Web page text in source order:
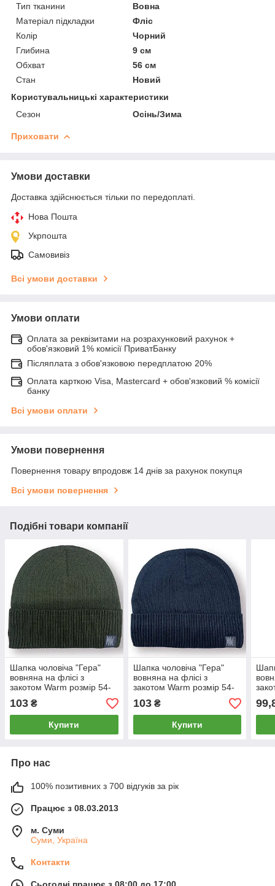
Тип тканини
Вовна
Матеріал підкладки
Фліс
Колір
Чорний
Глибина
9 см
Обхват
56 см
Стан
Новий
Користувальницькі характеристики
Сезон
Осінь/Зима
Приховати
Умови доставки
Доставка здійснюється тільки по передоплаті.
Нова Пошта
Укрпошта
Самовивіз
Всі умови доставки
Умови оплати
Оплата за реквізитами на розрахунковий рахунок +
обов'язковий 1% комісії ПриватБанку
Післяплата з обов'язковою передплатою 20%
Оплата карткою Visa, Mastercard + обов'язковий % комісії
банку
Всі умови оплати
Умови повернення
Повернення товару впродовж 14 днів за рахунок покупця
Всі умови повернення
Подібні товари компанії
Шапка чоловіча "Гера"
вовняна на флісі з
закотом Warm розмір 54-
56, хакі, 020203
103 ₴
Купити
Шапка чоловіча "Гера"
вовняна на флісі з
закотом Warm розмір 54-
56, синя, 020204
103₴
Купити
Про нас
100% позитивних з 700 відгуків за рік
Працює з 08.03.2013
м. Суми
Суми, Україна
Контакти